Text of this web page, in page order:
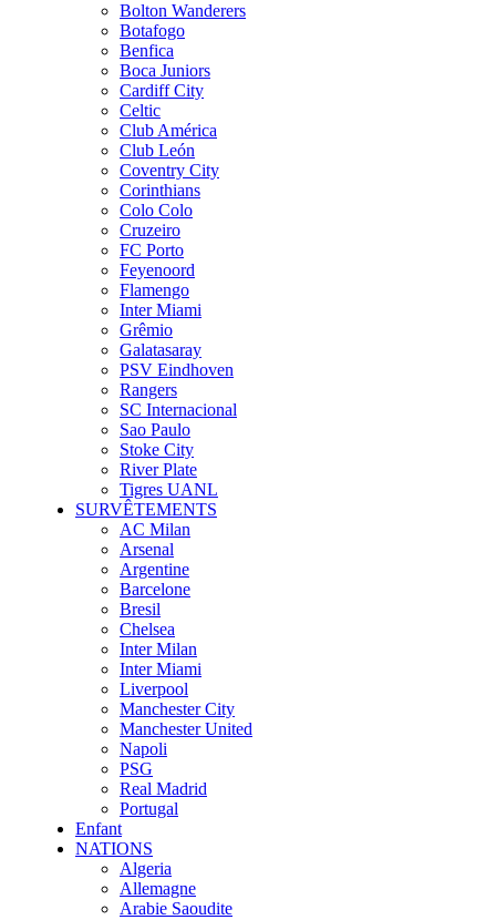
Bolton Wanderers
Botafogo
Benfica
Boca Juniors
Cardiff City
Celtic
Club América
Club León
Coventry City
Corinthians
Colo Colo
Cruzeiro
FC Porto
Feyenoord
Flamengo
Inter Miami
Grêmio
Galatasaray
PSV Eindhoven
Rangers
SC Internacional
Sao Paulo
Stoke City
River Plate
Tigres UANL
SURVÊTEMENTS
AC Milan
Arsenal
Argentine
Barcelone
Bresil
Chelsea
Inter Milan
Inter Miami
Liverpool
Manchester City
Manchester United
Napoli
PSG
Real Madrid
Portugal
Enfant
NATIONS
Algeria
Allemagne
Arabie Saoudite